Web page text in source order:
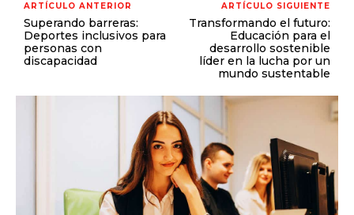
TALENTOS
RECURSOS HUMANOS Y GESTIÓN DEL
TALENTO
COMPENSACIÓN Y BENEFICIOS
RECLUTAMIENTO Y SELECCIÓN
DESARROLLO DE PERSONAL
GESTIÓN DEL DESEMPEÑO
CULTURA Y CLIMA ORGANIZACIONAL
ARTÍCULO ANTERIOR
Superando barreras:
Deportes inclusivos para
personas con
discapacidad
ARTÍCULO SIGUIENTE
Transformando el futuro:
Educación para el
desarrollo sostenible
líder en la lucha por un
mundo sustentable